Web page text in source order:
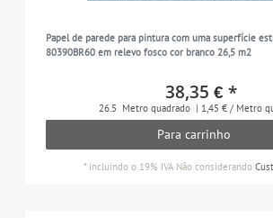
Papel de parede para pintura com uma superfície
80390BR60 em relevo fosco cor branco 26,5 m2
38,35 € *
26.5 Metro quadrado | 1,45 € / Metro
Para carrinho
* incluindo o 19% IVA Não considerando